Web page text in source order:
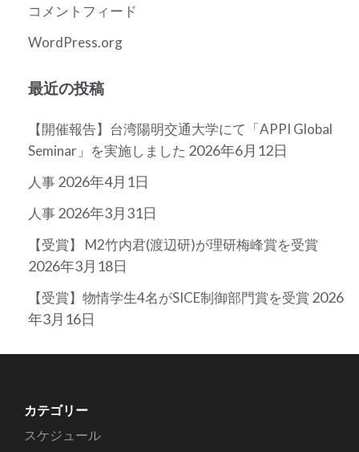
コメントフィード
WordPress.org
最近の投稿
【開催報告】台湾陽明交通大学にて「APPI Global
Seminar」を実施しました 2026年6月12日
人事2026年4月1日
人事2026年3月31日
【受賞】 M2竹内君(渡辺研)が理研梅峰賞を受賞
2026年3月18日
【受賞】物情学生4名がSICE制御部門賞を受賞 2026
年3月16日
カテゴリー
スケジュール